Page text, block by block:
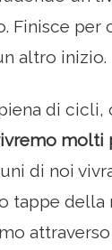
Finisce per
altro inizio.
di cicli,
molti
di noi
tappe della